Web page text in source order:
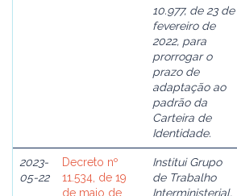
10.977, de 23 de
fevereiro de
2022, para
prorrogar o
prazo de
adaptação ao
padrão da
Carteira de
Identidade.
2023-
05-22
Decreto nº
11.534, de 19
de maio de
Institui Grupo
de Trabalho
Interministerial,